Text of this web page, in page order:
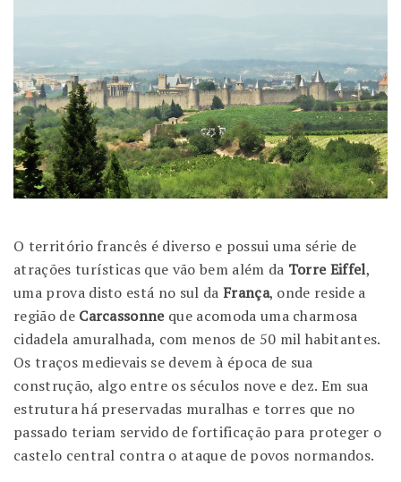
O território francês é diverso e possui uma série de
atrações turísticas que vão bem além da Torre Eiffel,
uma prova disto está no sul da França, onde reside a
região de Carcassonneque acomoda uma charmosa
cidadela amuralhada, com menos de 50 mil habitantes.
Os traços medievais se devem à época de sua
construção, algo entre os séculos nove e dez. Em sua
estrutura há preservadas muralhas e torres que no
passado teriam servido de fortificação para proteger o
castelo central contra o ataque de povos normandos.